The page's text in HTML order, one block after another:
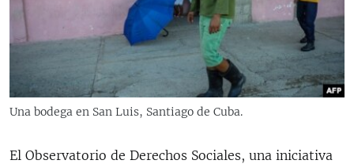
ESPECIALES
LA REALIDAD DE LA VIVIENDA EN CUBA
KENTU-CUBANO
EDITORIALES
Una bodega en San Luis, Santiago de Cuba.
El Observatorio de Derechos Sociales, una iniciativa